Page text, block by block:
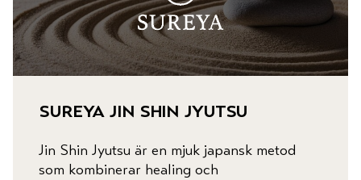
sureya jin shin jyutsu
Jin Shin Jyutsu är en mjuk japansk metod
som kombinerar healing och